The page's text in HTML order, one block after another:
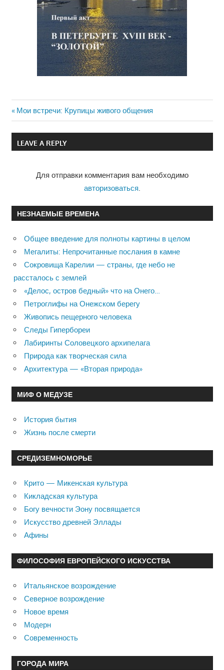
Навигация
по
Previous
Post:
Мои встречи: Крупицы живого общения
LEAVE A REPLY
Для отправки комментария вам необходимо
авторизоваться
НЕЗНАЕМЫЕ ВРЕМЕНА
Общее введение для полноты картины в целом
Мегалиты: Непрочитанные послания в камне
Сокровища Карелии — страны, где небо не
рассталось с землей
«Делос, остров бедный» что на Онего…
Петроглифы на Онежском берегу
Живопись пещерного человека
Следы Гипербореи
Лабиринты Соловецкого архипелага
Природа как творческая сила
Архитектура — «Вторая природа»
МИФ О МЕДУЗЕ
История бытия
Жизнь после смерти
СРЕДИЗЕМНОМОРЬЕ
Крито — Микенская культура
Кикладская культура
Богу вечности Эону посвящается
Искусство древней Эллады
Афины
ФИЛОСОФИЯ ЕВРОПЕЙСКОГО ИСКУССТВА
Итальянское возрождение
Северное возрождение
Новое время
Модерн
Современность
ГОРОДА МИРА